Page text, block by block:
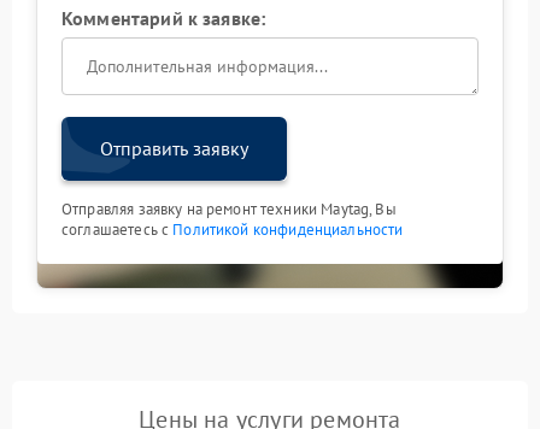
Комментарий к заявке:
Отправить заявку
Отправляя заявку на ремонт техники Maytag, Вы
соглашаетесь с Политикой конфиденциальности
Цены на услуги ремонта